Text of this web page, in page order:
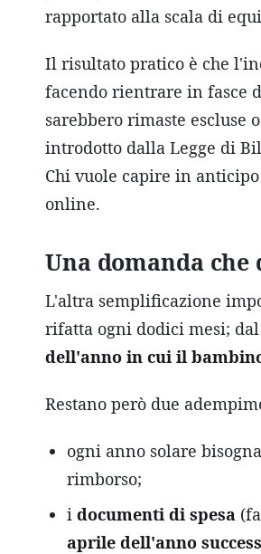
rapportato alla scala di
Il risultato pratico è che
facendo rientrare in fasce
sarebbero rimaste escluse
introdotto dalla Legge di
Chi vuole capire in
online.
Una domanda
L'altra semplificazione
rifatta ogni dodici mesi;
dell'anno in cui il
Restano però due
ogni anno solare bisogna
rimborso;
i documenti di spesa
aprile dell'anno